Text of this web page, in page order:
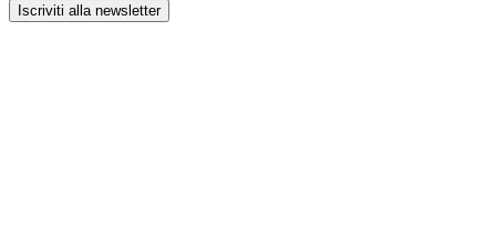
Iscriviti alla newsletter